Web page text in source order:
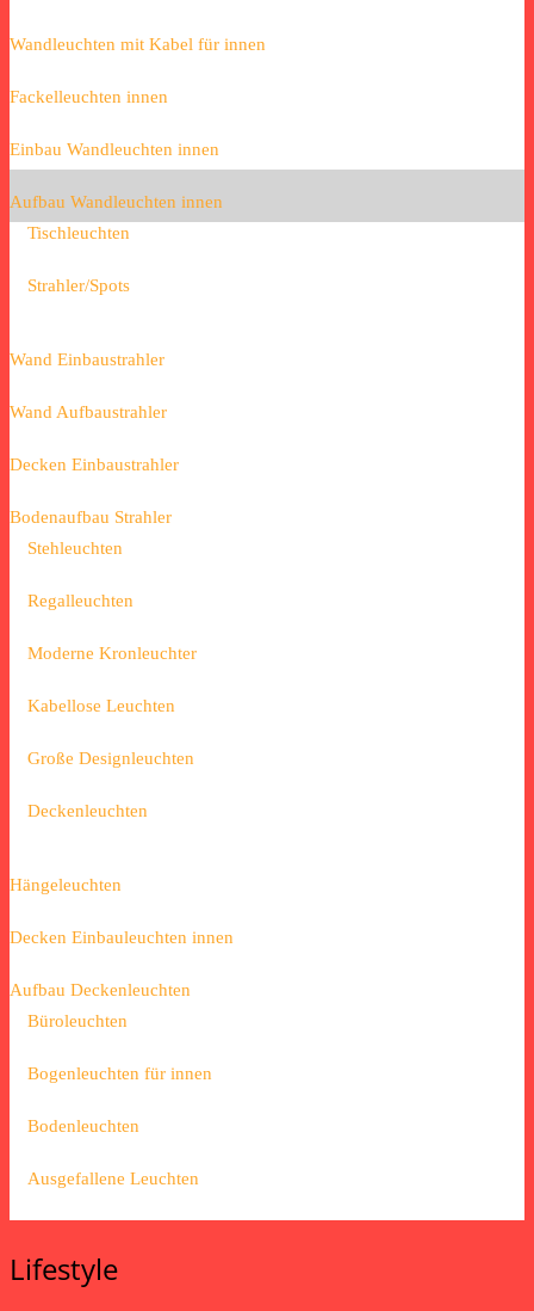
Wandleuchten mit Kabel für innen
Fackelleuchten innen
Einbau Wandleuchten innen
Aufbau Wandleuchten innen
Tischleuchten
Strahler/Spots
Wand Einbaustrahler
Wand Aufbaustrahler
Decken Einbaustrahler
Bodenaufbau Strahler
Stehleuchten
Regalleuchten
Moderne Kronleuchter
Kabellose Leuchten
Große Designleuchten
Deckenleuchten
Hängeleuchten
Decken Einbauleuchten innen
Aufbau Deckenleuchten
Büroleuchten
Bogenleuchten für innen
Bodenleuchten
Ausgefallene Leuchten
Lifestyle